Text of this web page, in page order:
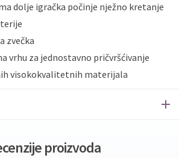
dolje igračka počinje nježno kretanje
zvečka
vrhu za jednostavno pričvršćivanje
visokokvalitetnih materijala
proizvoda